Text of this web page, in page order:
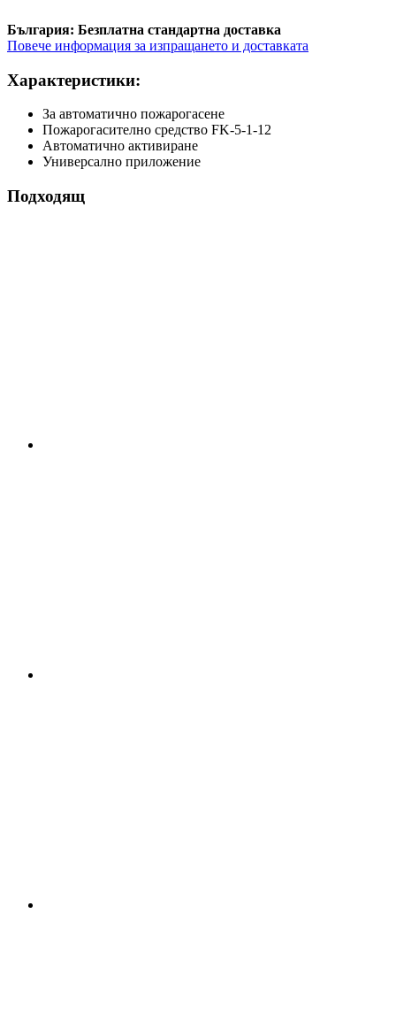
България: Безплатна стандартна доставка
Повече информация за изпращането и доставката
Характеристики:
За автоматично пожарогасене
Пожарогасително средство FK-5-1-12
Автоматично активиране
Универсално приложение
Подходящ